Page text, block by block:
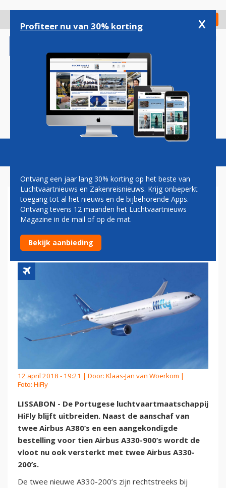
gaan
Check in
Magazine Podcasts Vacatures
TWEE AIRBUS A330-200'S
ERBIJ VOOR PORTUGEES
HIFLY
12 april 2018 - 19:21 | Door: Klaas-Jan van Woerkom |
Foto: HiFly
LISSABON - De Portugese luchtvaartmaatschappij
HiFly blijft uitbreiden. Naast de aanschaf van
twee Airbus A380’s en een aangekondigde
bestelling voor tien Airbus A330-900’s wordt de
vloot nu ook versterkt met twee Airbus A330-
200’s.
De twee nieuwe A330-200’s zijn rechtstreeks bij
Profiteer nu van 30% korting x
Ontvang een jaar lang 30% korting op het beste van
Luchtvaartnieuws en Zakenreisnieuws. Krijg onbeperkt
toegang tot al het nieuws en de bijbehorende Apps.
Ontvang tevens 12 maanden het Luchtvaartnieuws
Magazine in de mail of op de mat.
Bekijk aanbieding